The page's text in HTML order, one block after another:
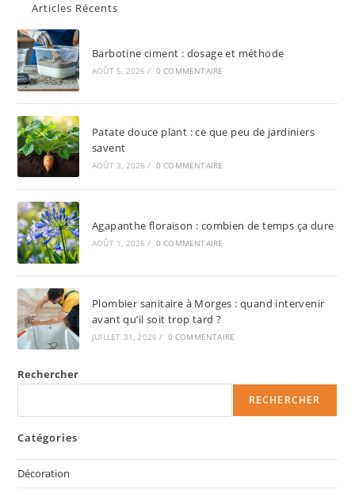
Articles Récents
Barbotine ciment : dosage et méthode
AOÛT 5, 2026 / 0 COMMENTAIRE
Patate douce plant : ce que peu de jardiniers
savent
AOÛT 3, 2026 / 0 COMMENTAIRE
Agapanthe floraison : combien de temps ça dure
AOÛT 1, 2026 / 0 COMMENTAIRE
Plombier sanitaire à Morges : quand intervenir
avant qu’il soit trop tard ?
JUILLET 31, 2026 / 0 COMMENTAIRE
Rechercher
RECHERCHER
Catégories
Décoration